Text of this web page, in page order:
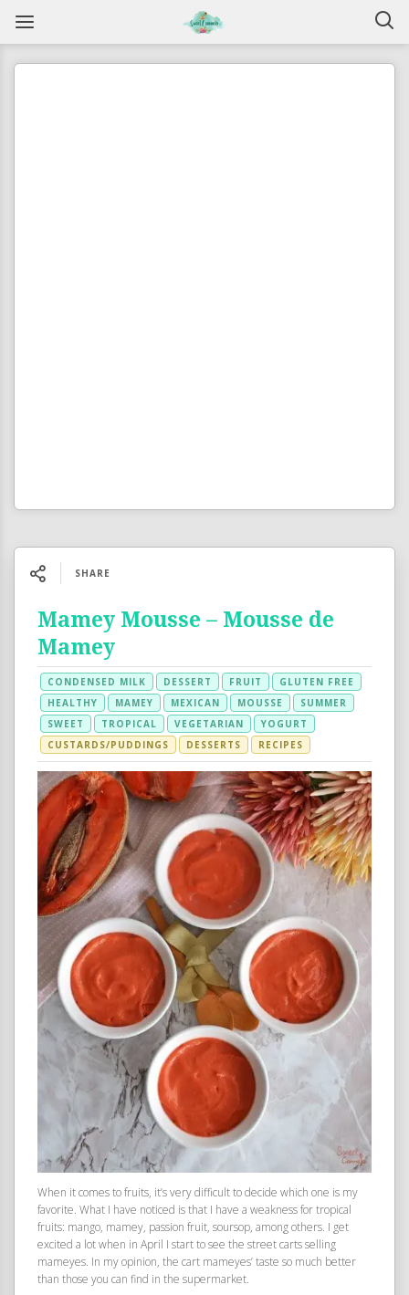
SHARE
Mamey Mousse – Mousse de
Mamey
CONDENSED MILK DESSERT FRUIT
GLUTEN FREE
HEALTHY
MAMEY MEXICAN MOUSSE
SUMMER
SWEET
TROPICAL VEGETARIAN
YOGURT
CUSTARDS/PUDDINGS
DESSERTS RECIPES
When it comes to fruits, it’s very difficult to decide which one is my
favorite. What I have noticed is that I have a weakness for tropical
fruits: mango, mamey, passion fruit, soursop, among others. I get
excited a lot when in April I start to see the street carts selling
mameyes. In my opinion, the cart mameyes’ taste so much better
than those you can find in the supermarket.